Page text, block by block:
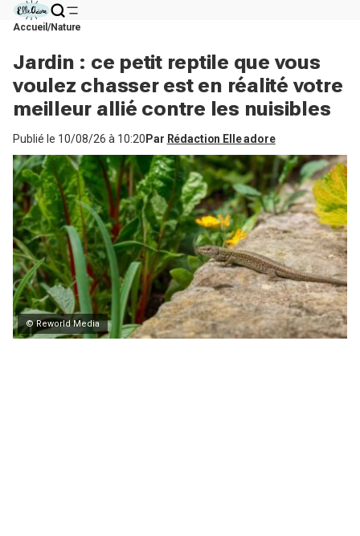
Accueil Nature
Jardin : ce petit reptile que vous
voulez chasser est en réalité votre
meilleur allié contre les nuisibles
Publié le 10/08/26 à 10:20 Par Rédaction Elle adore
© Reworld Media